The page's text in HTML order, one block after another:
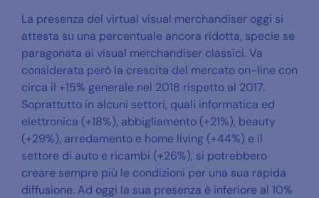
La presenza del virtual visual merchandiser oggi si
attesta su una percentuale ancora ridotta, specie se
paragonata ai visual merchandiser classici. Va
considerata però la crescita del mercato on-line con
circa il +15% generale nel 2018 rispetto al 2017.
Soprattutto in alcuni settori, quali informatica ed
elettronica (+18%), abbigliamento (+21%), beauty
(+29%), arredamento e home living (+44%) e il
settore di auto e ricambi (+26%), si potrebbero
creare sempre più le condizioni per una sua rapida
diffusione. Ad oggi la sua presenza è inferiore al 10%